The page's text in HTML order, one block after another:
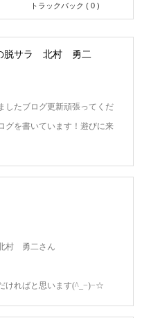
トラックバック ( 0 )
脱サラ 北村 勇二
したブログ更新頑張ってくだ
グを書いています！遊びに来
村 勇二さん
ければと思います(^_−)−☆